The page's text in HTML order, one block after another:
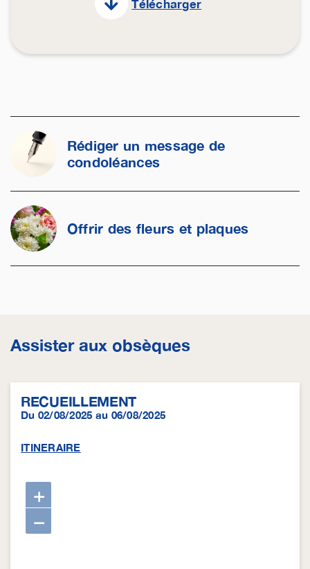
Télécharger
Rédiger un message de
condoléances
Offrir des fleurs et plaques
Assister aux obsèques
RECUEILLEMENT
Du 02/08/2025 au 06/08/2025
ITINERAIRE
+
−